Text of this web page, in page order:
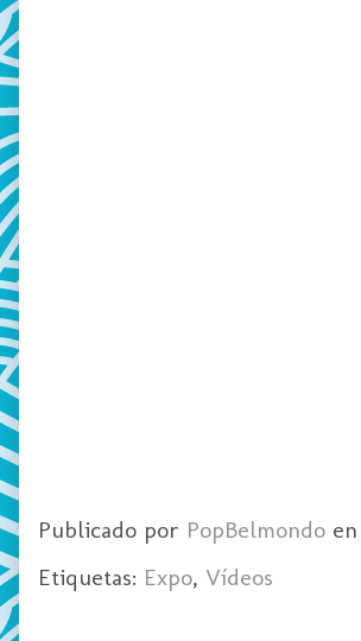
Publicado por PopBelmondo en
Etiquetas: Expo, Vídeos